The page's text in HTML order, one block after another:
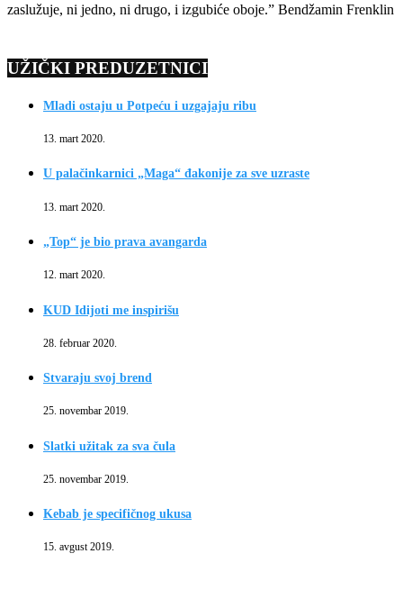
zaslužuje, ni jedno, ni drugo, i izgubiće oboje.” Bendžamin Frenklin
UŽIČKI PREDUZETNICI
Mladi ostaju u Potpeću i uzgajaju ribu
13. mart 2020.
U palačinkarnici „Maga“ đakonije za sve uzraste
13. mart 2020.
„Top“ je bio prava avangarda
12. mart 2020.
KUD Idijoti me inspirišu
28. februar 2020.
Stvaraju svoj brend
25. novembar 2019.
Slatki užitak za sva čula
25. novembar 2019.
Kebab je specifičnog ukusa
15. avgust 2019.